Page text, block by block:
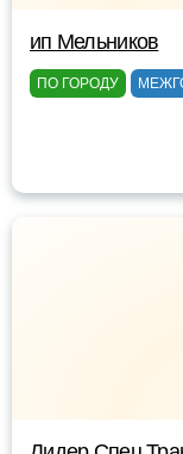
ип Мельников
ПО ГОРОДУ